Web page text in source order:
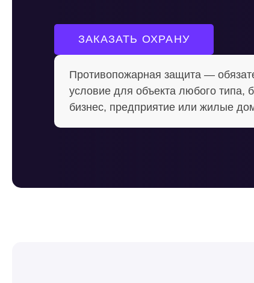
ЗАКАЗАТЬ ОХРАНУ
Противопожарная защита —
условие для объекта любого типа,
бизнес, предприятие или жилые